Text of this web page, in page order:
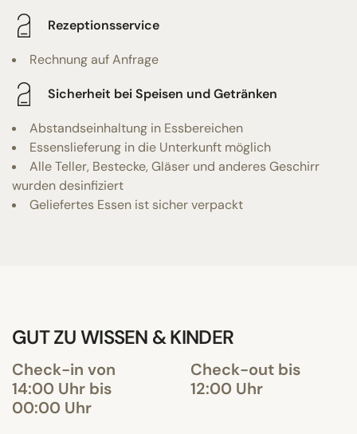
Rezeptionsservice
Rechnung auf Anfrage
Sicherheit bei Speisen und Getränken
Abstandseinhaltung in Essbereichen
Essenslieferung in die Unterkunft möglich
Alle Teller, Bestecke, Gläser und anderes Geschirr
wurden desinfiziert
Geliefertes Essen ist sicher verpackt
GUT ZU WISSEN & KINDER
Check-in von
14:00 Uhr bis
00:00 Uhr
Check-out bis
12:00 Uhr